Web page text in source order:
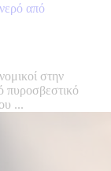
από
στην
πυροσβεστικό
...